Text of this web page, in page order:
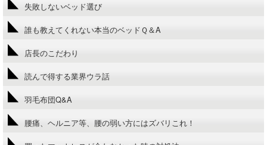
失敗しないベッド選び
誰も教えてくれない本当のベッドＱ＆A
店長のこだわり
読んで得する業界ウラ話
羽毛布団Q&A
腰痛、ヘルニア等、腰の弱い方にはズバリこれ！